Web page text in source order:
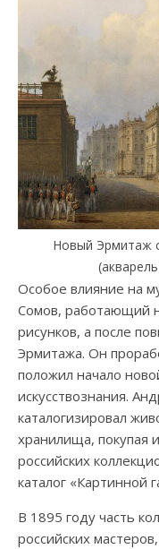
Новый Эрмитаж
Особое влияние на
Сомов, работающий
рисунков, а после
Эрмитажа. Он
положил начало
искусствознания.
каталогизировал
хранилища, покупая
российских
каталог «Картинной
В 1895 году часть
российских